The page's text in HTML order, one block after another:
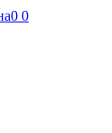
0 0